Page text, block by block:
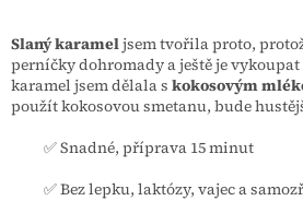
Slaný karameljsem tvořila proto,
perníčky dohromady a ještě je
karamel jsem dělala s kokosovým
použít kokosovou smetanu, bude
✅ Snadné, příprava 15 minut
✅ Bez lepku, laktózy, vajec a